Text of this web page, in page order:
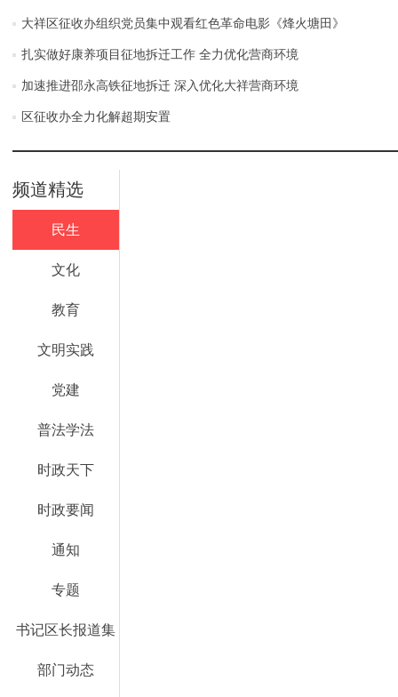
大祥区征收办组织党员集中观看红色革命电影《烽火塘田》
扎实做好康养项目征地拆迁工作 全力优化营商环境
加速推进邵永高铁征地拆迁 深入优化大祥营商环境
区征收办全力化解超期安置
频道精选
民生
文化
教育
文明实践
党建
普法学法
时政天下
时政要闻
通知
专题
书记区长报道集
部门动态